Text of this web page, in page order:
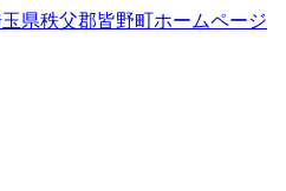
県秩父郡皆野町ホームページ